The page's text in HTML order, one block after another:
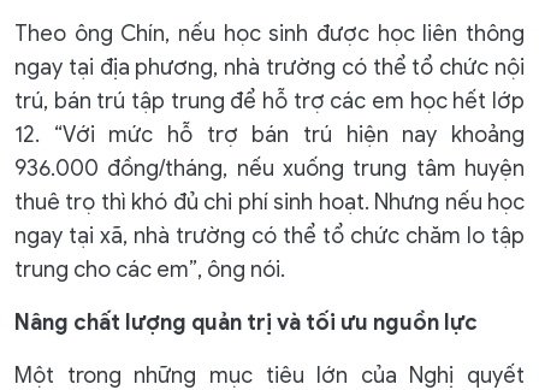
Theo ông Chín, nếu học sinh được học liên thông
ngay tại địa phương, nhà trường có thể tổ chức nội
trú, bán trú tập trung để hỗ trợ các em học hết lớp
12. “Với mức hỗ trợ bán trú hiện nay khoảng
936.000 đồng/tháng, nếu xuống trung tâm huyện
thuê trọ thì khó đủ chi phí sinh hoạt. Nhưng nếu học
ngay tại xã, nhà trường có thể tổ chức chăm lo tập
trung cho các em”, ông nói.
Nâng chất lượng quản trị và tối ưu nguồn lực
Một trong những mục tiêu lớn của Nghị quyết